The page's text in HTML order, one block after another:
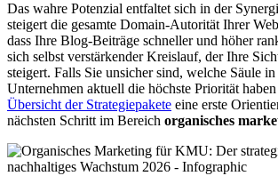
Das wahre Potenzial entfaltet sich in der
steigert die gesamte Domain-Autorität Ihrer
dass Ihre Blog-Beiträge schneller und höher
sich selbst verstärkender Kreislauf, der Ihre
steigert. Falls Sie unsicher sind, welche Säule
Unternehmen aktuell die höchste Priorität
Übersicht der Strategiepakete eine erste
nächsten Schritt im Bereich organisches